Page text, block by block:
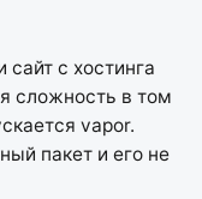
сайт с хостинга
сложность в том
vapor.
пакет и его не